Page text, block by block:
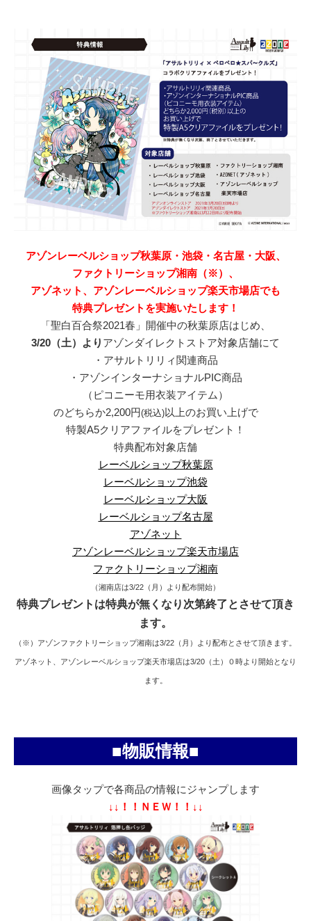
アゾンレーベルショップ秋葉原・池袋・名古屋・大阪、
ファクトリーショップ湘南（※）、
アゾネット、アゾンレーベルショップ楽天市場店でも
特典プレゼントを実施いたします！
「聖白百合祭2021春」開催中の秋葉原店はじめ、
3/20（土）より アゾンダイレクトストア対象店舗にて
・アサルトリリィ関連商品
・アゾンインターナショナルPIC商品
（ピコニーモ用衣装アイテム）
のどちらか2,200円(税込)以上のお買い上げで
特製A5クリアファイルをプレゼント！
特典配布対象店舗
レーベルショップ秋葉原
レーベルショップ池袋
レーベルショップ大阪
レーベルショップ名古屋
アゾネット
アゾンレーベルショップ楽天市場店
ファクトリーショップ湘南
（湘南店は3/22（月）より配布開始）
特典プレゼントは特典が無くなり次第終了とさせて頂き
ます。
（※）アゾンファクトリーショップ湘南は3/22（月）より配布とさせて頂きます。
アゾネット、アゾンレーベルショップ楽天市場店は3/20（土）０時より開始となり
ます。
■物販情報■
画像タップで各商品の情報にジャンプします
↓↓！！ＮＥＷ！！↓↓